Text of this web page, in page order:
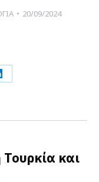
20/09/2024
και